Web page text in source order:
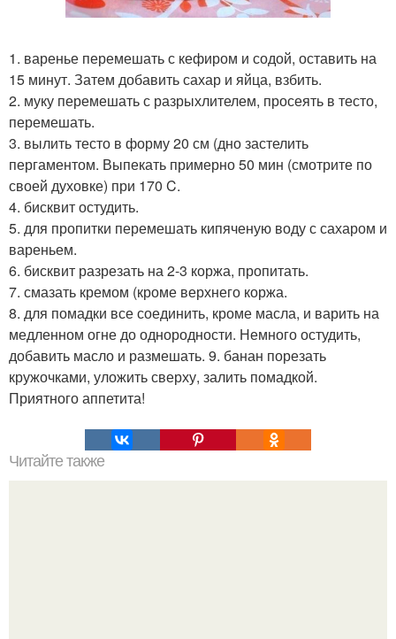
1. варенье перемешать с кефиром и содой, оставить на
15 минут. Затем добавить сахар и яйца, взбить.
2. муку перемешать с разрыхлителем, просеять в тесто,
перемешать.
3. вылить тесто в форму 20 см (дно застелить
пергаментом. Выпекать примерно 50 мин (смотрите по
своей духовке) при 170 C.
4. бисквит остудить.
5. для пропитки перемешать кипяченую воду с сахаром и
вареньем.
6. бисквит разрезать на 2-3 коржа, пропитать.
7. смазать кремом (кроме верхнего коржа.
8. для помадки все соединить, кроме масла, и варить на
медленном огне до однородности. Немного остудить,
добавить масло и размешать. 9. банан порезать
кружочками, уложить сверху, залить помадкой.
Приятного аппетита!
Читайте также